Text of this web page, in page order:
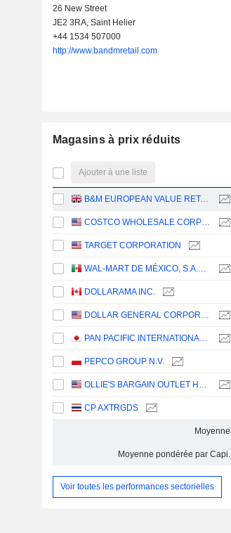
26 New Street
JE2 3RA, Saint Helier
+44 1534 507000
http://www.bandmretail.com
Magasins à prix réduits
Ajouter à une liste
B&M EUROPEAN VALUE RETAIL PLC
COSTCO WHOLESALE CORPORATION
TARGET CORPORATION
WAL-MART DE MÉXICO, S.A.B. DE C.V.
DOLLARAMA INC.
DOLLAR GENERAL CORPORATION
PAN PACIFIC INTERNATIONAL HOLDINGS CORPORATION
PEPCO GROUP N.V.
OLLIE'S BARGAIN OUTLET HOLDINGS, INC.
CP AXTRGDS
Moyenne
Moyenne pondérée par Capi.
Voir toutes les performances sectorielles